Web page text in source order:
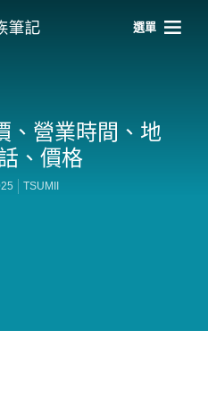
選單
、營業時間、地
、價格
TSUMII